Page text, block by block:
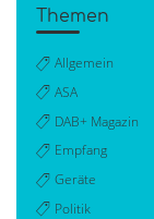
Themen
Allgemein
ASA
DAB+ Magazin
Empfang
Geräte
Politik